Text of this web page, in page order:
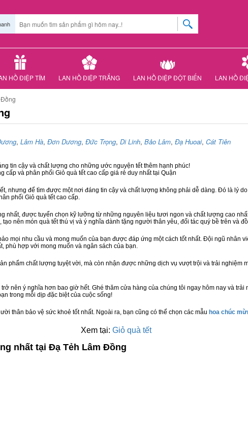
HỒ ĐIỆP TÍM LAN HỒ ĐIỆP TRẮNG LAN HỒ ĐIỆP ĐỘT BIẾN LAN HỒ
, Lâm Hà, Đơn Dương, Đức Trọng, Di Linh, Bảo Lâm, Đạ Huoai, Cát Tiên
tin cậy và chất lượng cho những ước nguyện tết thêm hạnh phúc!
và phân phối Giỏ quà tết cao cấp giá rẻ duy nhất tại Quận
nhưng để tìm được một nơi đáng tin cậy và chất lượng không phải dễ dàng. Đó là lý
phối Giỏ quà tết cao cấp.
nhất, được tuyển chọn kỹ lưỡng từ những nguyên liệu tươi ngon và chất lượng cao
nên món quà tết thú vị và ý nghĩa dành tặng người thân yêu, đối tác quý bề trên và
mọi nhu cầu và mong muốn của bạn được đáp ứng một cách tốt nhất. Đội ngũ nhân
phù hợp với mong muốn và ngân sách của bạn.
phẩm chất lượng tuyệt vời, mà còn nhận được những dịch vụ vượt trội và trải nghiệm
trở nên ý nghĩa hơn bao giờ hết. Ghé thăm cửa hàng của chúng tôi ngay hôm nay và
trong mỗi dịp đặc biệt của cuộc sống!
thân bảo vệ sức khoẻ tốt nhất. Ngoài ra, bạn cũng có thể chọn các mẫu hoa chúc
Xem tại: Giỏ quà tết
nhất tại Đạ Tẻh Lâm Đồng